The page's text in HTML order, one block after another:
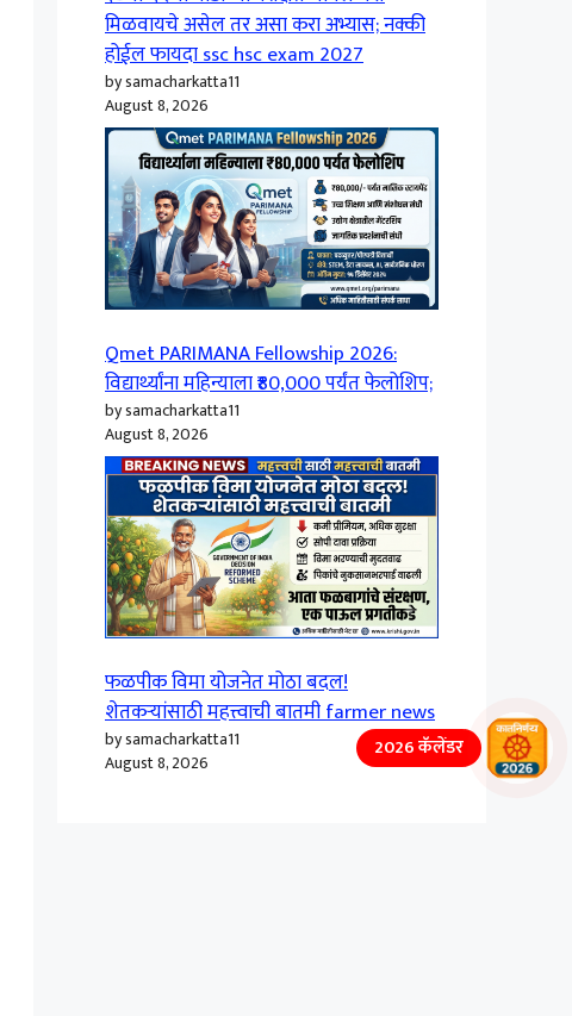
मिळवायचे असेल तर असा करा अभ्यास; नक्की
होईल फायदा ssc hsc exam 2027
by samacharkatta11
August 8, 2026
Qmet PARIMANA Fellowship 2026:
विद्यार्थ्यांना महिन्याला ₹80,000 पर्यंत फेलोशिप;
by samacharkatta11
August 8, 2026
फळपीक विमा योजनेत मोठा बदल!
शेतकऱ्यांसाठी महत्त्वाची बातमी farmer news
by samacharkatta11
August 8, 2026
2026 कॅलेंडर